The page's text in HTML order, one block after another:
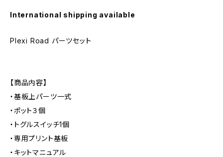
International shipping available
Plexi Road パーツセット
【商品内容】
・基板上パーツ一式
・ポット３個
・トグルスイッチ1個
・専用プリント基板
・キットマニュアル